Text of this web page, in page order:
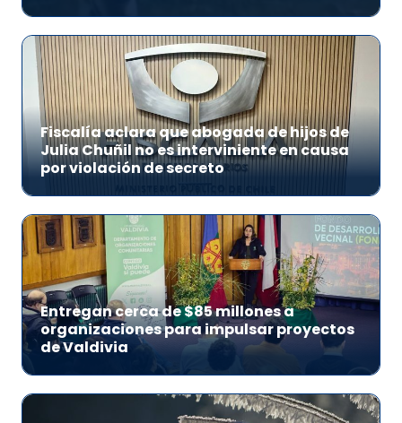
Fiscalía aclara que abogada de hijos de
Julia Chuñil no es interviniente en causa
por violación de secreto
Entregan cerca de $85 millones a
organizaciones para impulsar proyectos
de Valdivia